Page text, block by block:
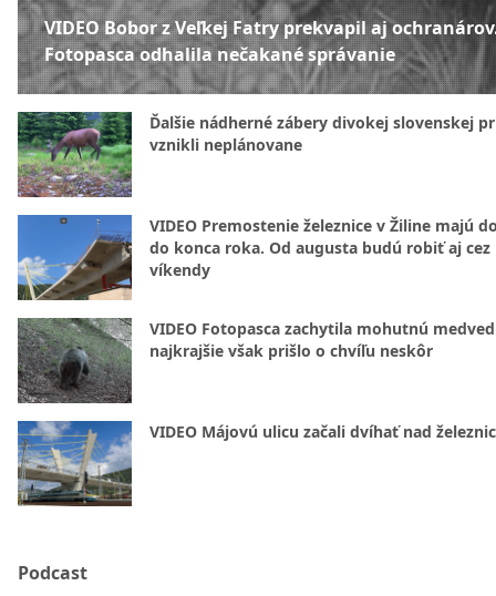
VIDEO Bobor z Veľkej Fatry prekvapil aj
Fotopasca odhalila nečakané správanie
Ďalšie nádherné zábery divokej slovenskej
vznikli neplánovane
VIDEO Premostenie železnice v Žiline majú
do konca roka. Od augusta budú robiť aj cez
víkendy
VIDEO Fotopasca zachytila mohutnú
najkrajšie však prišlo o chvíľu neskôr
VIDEO Májovú ulicu začali dvíhať nad
Podcast